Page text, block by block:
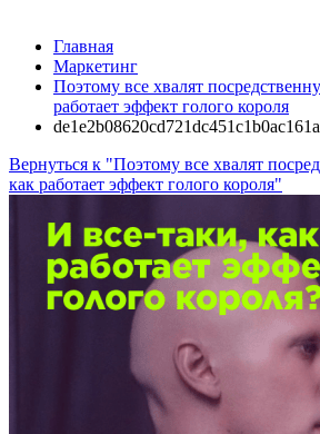
Главная
Маркетинг
Поэтому все хвалят
работает эффект голого короля
Вернуться к "Поэтому все хвалят
как работает эффект голого короля"